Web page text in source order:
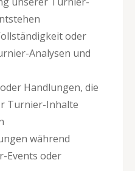
oder
Analysen und
Handlungen, die
Turnier-Inhalte
während
Events oder